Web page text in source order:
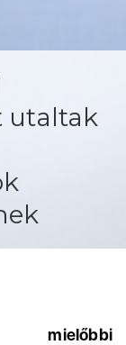
utaltak
mielőbbi